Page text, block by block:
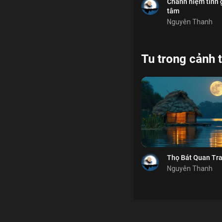
Chánh niệm tĩnh
tâm
Nguyên Thanh
Tu trong cảnh
thanh thản vô sự
8
Thọ Bát Quan
Nguyên Thanh
Bỏ chọn
Bỏ chọn
Bình luận
Lưu
Chia sẻ